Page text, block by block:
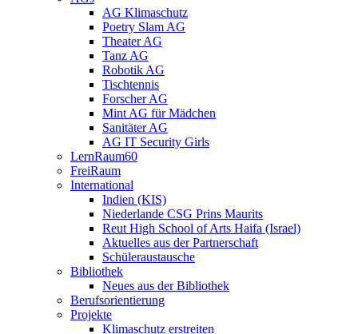
AG Klimaschutz
Poetry Slam AG
Theater AG
Tanz AG
Robotik AG
Tischtennis
Forscher AG
Mint AG für Mädchen
Sanitäter AG
AG IT Security Girls
LernRaum60
FreiRaum
International
Indien (KIS)
Niederlande CSG Prins Maurits
Reut High School of Arts Haifa (Israel)
Aktuelles aus der Partnerschaft
Schüleraustausche
Bibliothek
Neues aus der Bibliothek
Berufsorientierung
Projekte
Klimaschutz erstreiten